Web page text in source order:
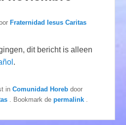
Fraternidad Iesus Caritas
dit bericht is alleen
.
inComunidad Horeb door
. Bookmark depermalink